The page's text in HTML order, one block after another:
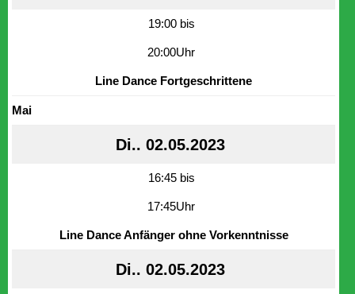
19:00 bis
20:00Uhr
Line Dance Fortgeschrittene
Mai
Di.. 02.05.2023
16:45 bis
17:45Uhr
Line Dance Anfänger ohne Vorkenntnisse
Di.. 02.05.2023